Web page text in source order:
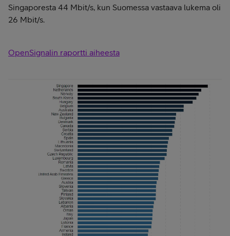
Singaporesta 44 Mbit/s, kun Suomessa vastaava lukema oli
26 Mbit/s.
OpenSignalin raportti aiheesta